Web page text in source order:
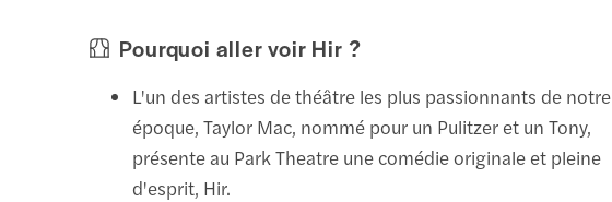
Pourquoi aller voir Hir ?
L'un des artistes de théâtre les plus passionnants de notre
époque, Taylor Mac, nommé pour un Pulitzer et un Tony,
présente au Park Theatre une comédie originale et pleine
d'esprit, Hir.